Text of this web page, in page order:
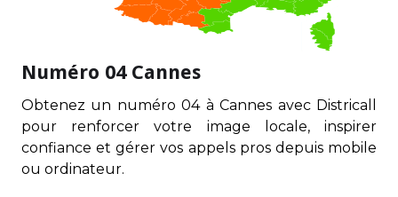
Numéro 04 Cannes
Obtenez un numéro 04 à Cannes avec Districall
pour renforcer votre image locale, inspirer
confiance et gérer vos appels pros depuis mobile
ou ordinateur.